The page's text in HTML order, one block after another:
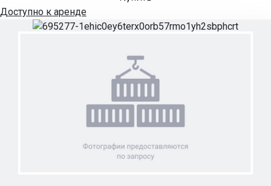
Доступно к аренде